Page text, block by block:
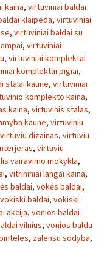
kaina, virtuviniai baldai
klaipeda, virtuviniai
, virtuviniai baldai su
, virtuviniai
, virtuviniai komplektai
komplektai pigiai,
stalai kaune, virtuviniai
komplekto kaina,
kaina, virtuvinis stalas,
kaune, virtuviniu
virtuviu dizainas, virtuviu
, virtuviu
vairavimo mokykla,
, vitrininiai langai kaina,
baldai, vokės baldai,
vokiski baldai, vokiski
akcija, vonios baldai
vilnius, vonios baldu
, zalensu sodyba,